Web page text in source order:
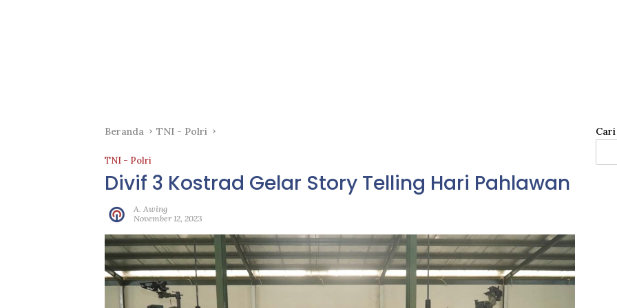
Beranda TNI - Polri
TNI - Polri
Divif 3 Kostrad Gelar Story Telling Hari Pahlawan
A. Awing
November 12, 2023
Cari